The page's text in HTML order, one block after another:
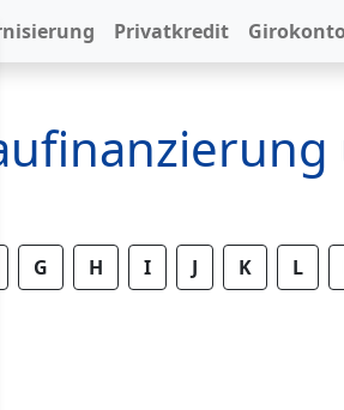
Privatkredit Girokonto
G H I J K L